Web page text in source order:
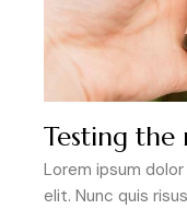
Testing the
Lorem ipsum
elit. Nunc quis